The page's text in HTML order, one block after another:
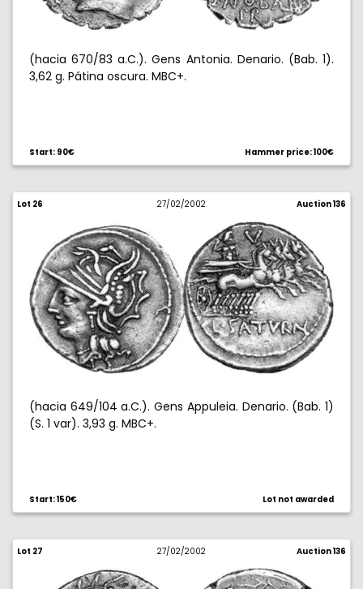
(hacia 670/83 a.C.). Gens Antonia. Denario. (Bab. 1).
3,62 g. Pátina oscura. MBC+.
Start: 90€ Hammer price: 100€
Lot 26 27/02/2002 Auction 136
(hacia 649/104 a.C.). Gens Appuleia. Denario. (Bab. 1)
(S. 1 var). 3,93 g. MBC+.
Start: 150€ Lot not awarded
Lot 27 27/02/2002 Auction 136